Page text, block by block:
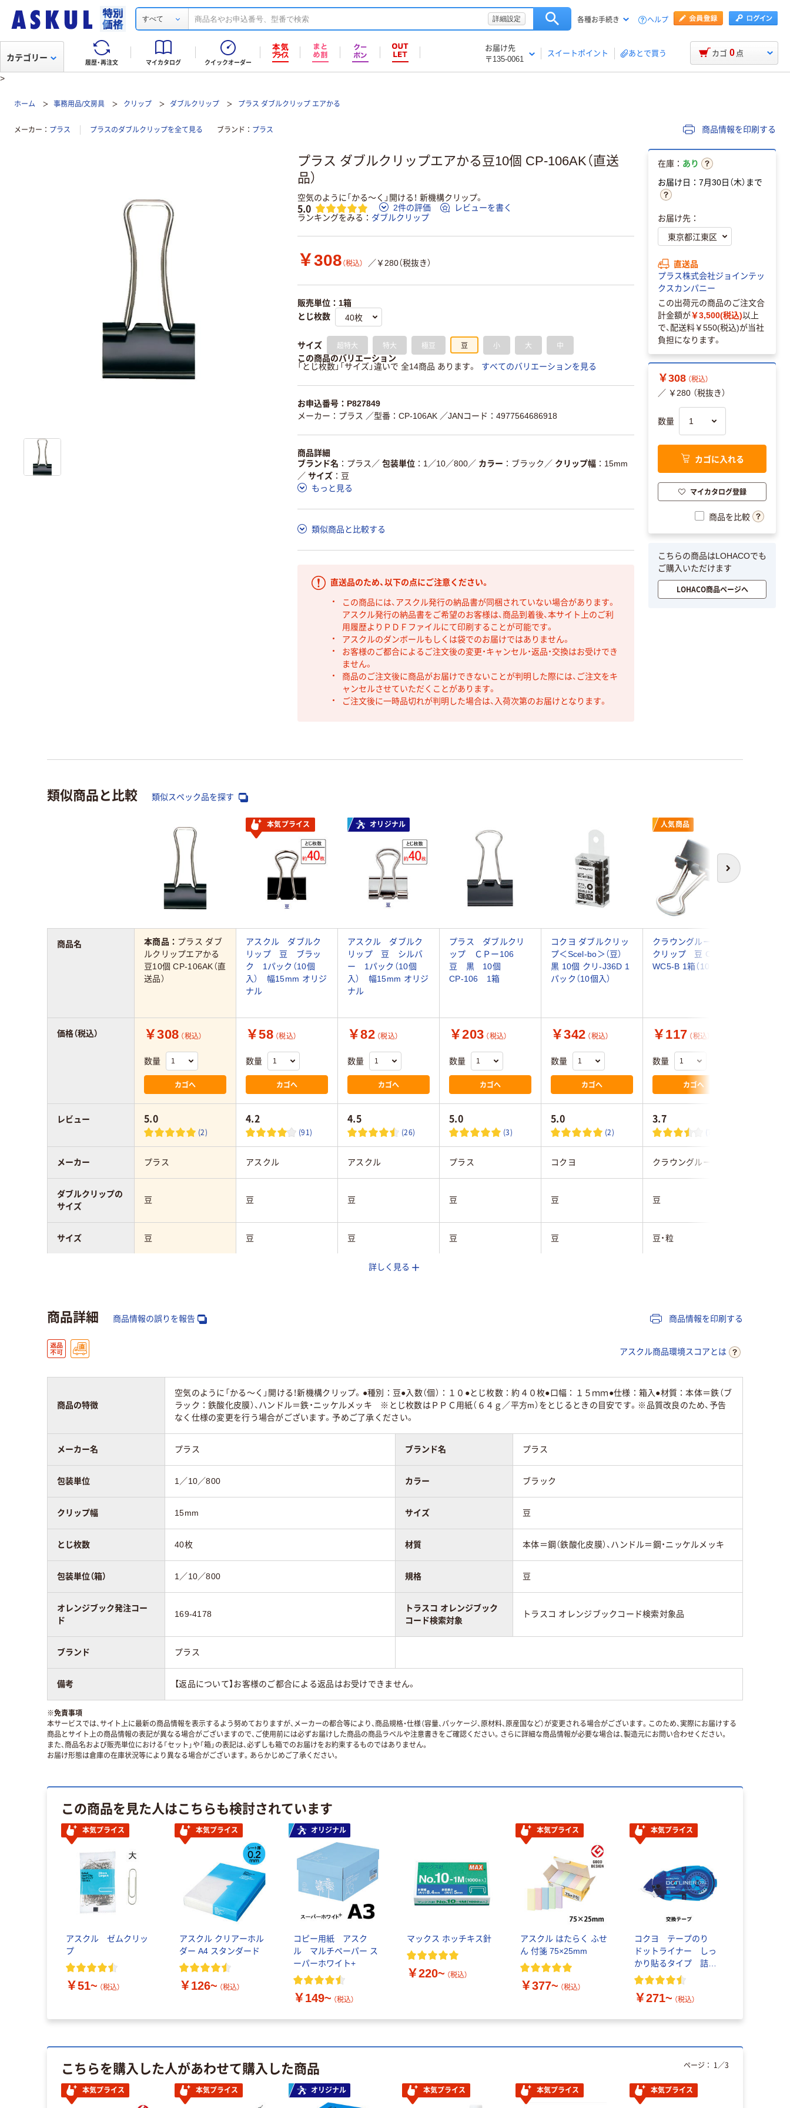
すべて 詳細設定 各種お手続き ヘルプ
履歴・再注文 マイカタログ クイックオーダー
お届け先
〒135-0061
スイートポイント あとで買う
カテゴリー カゴ 0 点
>
ホーム 事務用品/文房具 クリップ ダブルクリップ プラス ダブルクリップ エアかる
メーカー プラス プラスのダブルクリップを全て見る ブランド プラス 商品情報を印刷する
プラス ダブルクリップエアかる豆10個 CP-106AK（直送
品）
空気のように「かる～く」開ける！ 新機構クリップ。
5.0 2件の評価
レビューを書く
ランキングをみる
ダブルクリップ
￥308 （税込） ／￥280（税抜き）
販売単位：1箱
とじ枚数
サイズ 超特大 特大 極豆 豆 小 大 中
この商品のバリエーション
「とじ枚数」「サイズ」違いで 全14商品 あります。
すべてのバリエーションを見る
お申込番号：P827849
メーカー：プラス ／型番：CP-106AK ／JANコード：4977564686918
商品詳細
ブランド名
プラス ／ 包装単位 1／10／800／ カラー ブラック ／ クリップ幅
15mm
／ サイズ
豆
もっと見る
類似商品と比較する
直送品のため、以下の点にご注意ください。
この商品には、アスクル発行の納品書が同梱されていない場合があります。
アスクル発行の納品書をご希望のお客様は、商品到着後、本サイト上のご利
用履歴よりＰＤＦファイルにて印刷することが可能です。
アスクルのダンボールもしくは袋でのお届けではありません。
お客様のご都合によるご注文後の変更・キャンセル・返品・交換はお受けでき
ません。
商品のご注文後に商品がお届けできないことが判明した際には、ご注文をキ
ャンセルさせていただくことがあります。
ご注文後に一時品切れが判明した場合は、入荷次第のお届けとなります。
在庫： あり
お届け日：7月30日（木）まで
お届け先：
直送品
プラス株式会社ジョインテッ
クスカンパニー
この出荷元の商品のご注文合
計金額が￥3,500(税込)以上
で、配送料￥550(税込)が当社
負担になります。
￥308 （税込）
／ ￥280 （税抜き）
数量
カゴに入れる
マイカタログ登録
商品を比較
こちらの商品はLOHACOでも
ご購入いただけます
LOHACO商品ページへ
類似商品と比較 類似スペック品を探す
次へ
本気プライス オリジナル 人気商品
本商品： プラス ダブ
ルクリップエアかる
豆10個 CP-106AK（直
送品）
アスクル ダブルク
リップ 豆 ブラッ
ク 1パック（10個
入） 幅15mm オリジ
ナル
アスクル ダブルク
リップ 豆 シルバ
ー 1パック（10個
入） 幅15mm オリジ
ナル
プラス ダブルクリ
ップ ＣＰー106
豆 黒 10個
CP-106 1箱
コクヨ ダブルクリッ
プ＜Scel-bo＞（豆）
黒 10個 クリ-J36D 1
パック（10個入）
クラウングループ Ｗ
クリップ 豆 CR-
WC5-B 1箱（10個）
￥308 （税込）
数量
カゴへ
￥58 （税込）
数量
カゴへ
￥82 （税込）
数量
カゴへ
￥203 （税込）
数量
カゴへ
￥342 （税込）
数量
カゴへ
￥117 （税込）
数量
カゴへ
5.0
(2)
4.2
(91)
4.5
(26)
5.0
(3)
5.0
(2)
3.7
(7)
プラス アスクル アスクル プラス コクヨ クラウングループ
豆 豆 豆 豆 豆 豆
豆 豆 豆 豆 豆 豆・粒
シルバー系
商品名
価格（税込）
レビュー
メーカー
ダブルクリップの
サイズ
サイズ
スコア
詳しく見る
商品詳細 商品情報の誤りを報告 商品情報を印刷する
アスクル商品環境スコアとは
商品の特徴
空気のように「かる～く」開ける！新機構クリップ。●種別：豆●入数（個）：１０●とじ枚数：約４０枚●口幅：１５ｍｍ●仕様：箱入●材質：本体＝鉄（ブ
ラック：鉄酸化皮膜）、ハンドル＝鉄・ニッケルメッキ ※とじ枚数はＰＰＣ用紙（６４ｇ／平方m）をとじるときの目安です。※品質改良のため、予告
なく仕様の変更を行う場合がございます。予めご了承ください。
メーカー名 プラス ブランド名 プラス
包装単位 1／10／800 カラー ブラック
クリップ幅 15mm サイズ 豆
とじ枚数 40枚 材質 本体＝鋼（鉄酸化皮膜）、ハンドル＝鋼・ニッケルメッキ
包装単位（箱） 1／10／800 規格 豆
オレンジブック発注コー
ド
169-4178
トラスコ オレンジブック
コード検索対象
トラスコ オレンジブックコード検索対象品
ブランド プラス
備考 【返品について】お客様のご都合による返品はお受けできません。
※免責事項
本サービスでは、サイト上に最新の商品情報を表示するよう努めておりますが、メーカーの都合等により、商品規格・仕様（容量、パッケージ、原材料、原産国など）が変更される場合がございます。このため、実際にお届けする
商品とサイト上の商品情報の表記が異なる場合がございますので、ご使用前には必ずお届けした商品の商品ラベルや注意書きをご確認ください。さらに詳細な商品情報が必要な場合は、製造元にお問い合わせください。
また、商品名および販売単位における「セット」や「箱」の表記は、必ずしも箱でのお届けをお約束するものではありません。
お届け形態は倉庫の在庫状況等により異なる場合がございます。あらかじめご了承ください。
この商品を見た人はこちらも検討されています
本気プライス
アスクル ゼムクリッ
プ
￥51~ （税込）
本気プライス
アスクル クリアーホル
ダー A4 スタンダード
￥126~ （税込）
オリジナル
コピー用紙 アスク
ル マルチペーパー ス
ーパーホワイト+
￥149~ （税込）
マックス ホッチキス針
￥220~ （税込）
本気プライス
アスクル はたらく ふせ
ん 付箋 75×25mm
￥377~ （税込）
本気プライス
コクヨ テープのり
ドットライナー しっ
かり貼るタイプ 詰め
替えテープ
￥271~ （税込）
こちらを購入した人があわせて購入した商品
本気プライス 本気プライス オリジナル 本気プライス 本気プライス 本気プライス
ページ： 1 ／3